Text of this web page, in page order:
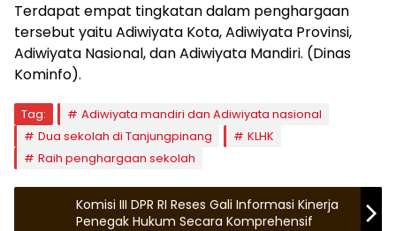
Terdapat empat tingkatan dalam penghargaan
tersebut yaitu Adiwiyata Kota, Adiwiyata Provinsi,
Adiwiyata Nasional, dan Adiwiyata Mandiri. (Dinas
Kominfo).
Tag:
Adiwiyata mandiri dan Adiwiyata nasional
Dua sekolah di Tanjungpinang
KLHK
Raih penghargaan sekolah
Komisi III DPR RI Reses Gali Informasi Kinerja
Penegak Hukum Secara Komprehensif